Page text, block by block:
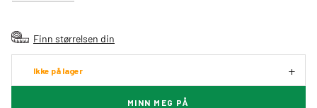
Finn størrelsen din
Ikke på lager
MINN MEG PÅ